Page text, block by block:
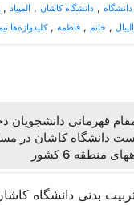
دانشگاه ,دانشگاه کاشان , المپیاد ,
, خانم ,فاطمه ,کلیدواژه‌ها
قهرمانی دانشجویان
دانشگاه کاشان در
منطقه 6 کشور
بدنی دانشگاه